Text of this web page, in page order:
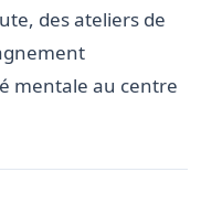
des ateliers de
mentale au centre